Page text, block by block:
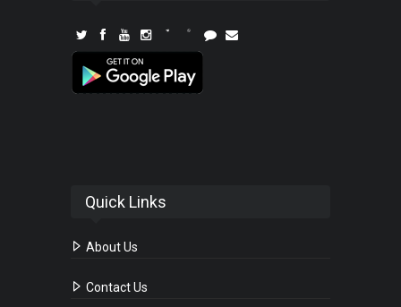
Quick Links
About Us
Contact Us